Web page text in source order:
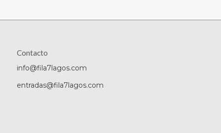
Contacto
info@fila7lagos.com
entradas@fila7lagos.com